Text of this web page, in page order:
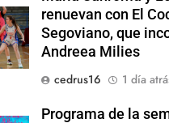
renuevan con El
Segoviano, que
Andreea Milies
cedrus16
1 día
Programa de la